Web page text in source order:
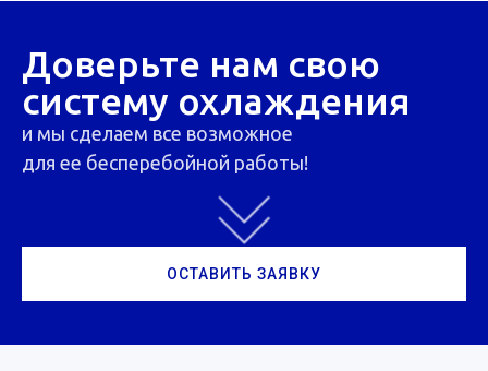
Доверьте нам свою
систему охлаждения
и мы сделаем все возможное
для ее бесперебойной работы!
ОСТАВИТЬ ЗАЯВКУ